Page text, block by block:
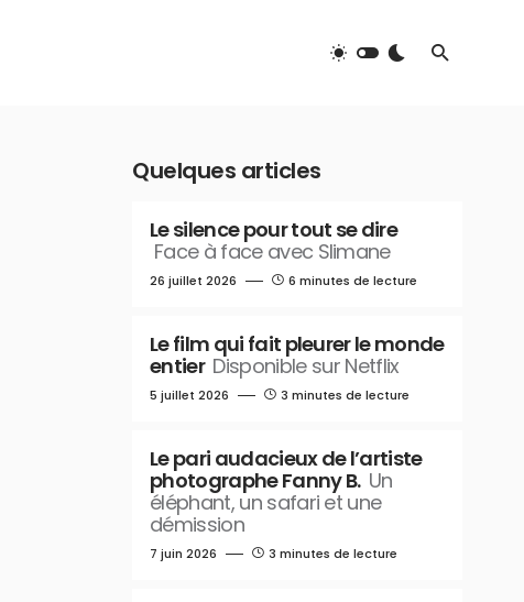
Quelques articles
Le silence pour tout se dire
Face à face avec Slimane
26 juillet 2026 6 minutes de lecture
Le film qui fait pleurer le monde
entier Disponible sur Netflix
5 juillet 2026 3 minutes de lecture
Le pari audacieux de l’artiste
photographe Fanny B. Un
éléphant, un safari et une
démission
7 juin 2026 3 minutes de lecture